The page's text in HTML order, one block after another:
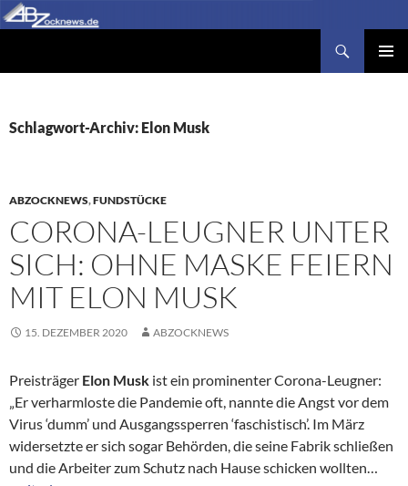
Zum
Inhalt
Schlagwort-Archiv: Elon Musk
ABZOCKNEWS,FUNDSTÜCKE
CORONA-LEUGNER UNTER
SICH: OHNE MASKE FEIERN
MIT ELON MUSK
15. DEZEMBER 2020 ABZOCKNEWS
Preisträger Elon Musk ist ein prominenter Corona-Leugner:
„Er verharmloste die Pandemie oft, nannte die Angst vor dem
Virus ‘dumm’ und Ausgangssperren ‘faschistisch’. Im März
widersetzte er sich sogar Behörden, die seine Fabrik schließen
und die Arbeiter zum Schutz nach Hause schicken wollten…